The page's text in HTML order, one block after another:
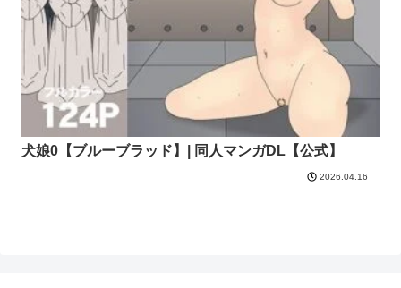
犬娘0【ブルーブラッド】| 同人マンガDL【公式】
2026.04.16